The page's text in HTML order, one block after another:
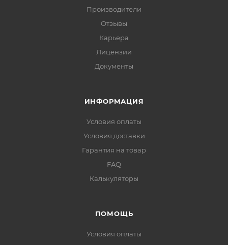
Производители
Отзывы
Карьера
Лицензии
Документы
ИНФОРМАЦИЯ
Условия оплаты
Условия доставки
Гарантия на товар
FAQ
Калькуляторы
ПОМОЩЬ
Условия оплаты